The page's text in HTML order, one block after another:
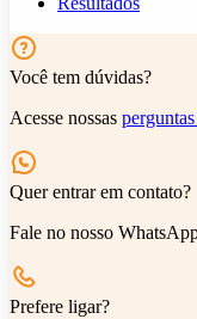
Você tem dúvidas?
Acesse nossas
Quer entrar em contato?
Fale no nosso
Prefere ligar?